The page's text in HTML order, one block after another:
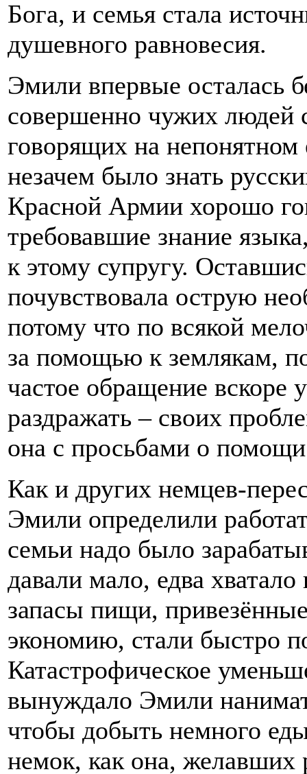
Бога, и семья стала
душевного равновесия.
Эмили впервые осталась
совершенно чужих людей
говорящих на
незачем было знать
Красной Армии хорошо
требовавшие знание
к этому супругу.
почувствовала острую
потому что по всякой
за помощью к землякам,
частое обращение вскоре
раздражать – своих
она с просьбами о
Как и других немцев-
Эмили определили
семьи надо было
давали мало, едва
запасы пищи,
экономию, стали быстро
Катастрофическое
вынуждало Эмили
чтобы добыть немного
немок, как она, желавших